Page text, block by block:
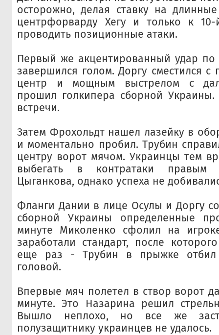
осторожно, делая ставку на
центрфорварду Хегу и только к
проводить позиционные атаки.
Первый же акцентированный удар по
завершился голом. Доргу сместился с
центр и мощным выстрелом с
прошил голкипера сборной
встречи.
Затем Фрохольдт нашел лазейку в
и моментально пробил. Трубин
центру ворот мячом. Украинцы тем
выбегать в контратаки правым
Цыганкова, однако успеха не
Фланги Дании в лице Осулы и Доргу
сборной Украины определенные
минуте Миколенко сфолил на
заработали стандарт, после
еще раз - Трубин в прыжке отбил
головой.
Впервые мяч полетел в створ ворот
минуте. Это Назарина решил
Вышло неплохо, но все же
полузащитнику украинцев не удалось.